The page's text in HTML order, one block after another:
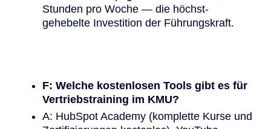
Stunden pro Woche — die höchst-
gehebelte Investition der Führungskraft.
F: Welche kostenlosen Tools gibt es für
Vertriebstraining im KMU?
A: HubSpot Academy (komplette Kurse und